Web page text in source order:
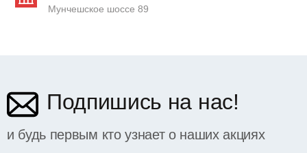
Мунчешское шоссе 89
Подпишись на нас!
и будь первым кто узнает о наших акциях